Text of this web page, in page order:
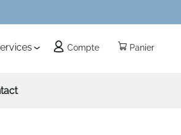
Panier
Compte